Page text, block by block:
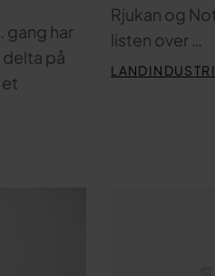
gang har
på
Rjukan og
listen over …
LANDINDUSTRI